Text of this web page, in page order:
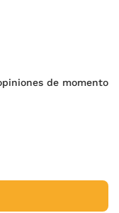
de momento